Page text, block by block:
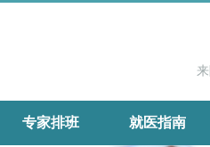
专家排班 就医指南